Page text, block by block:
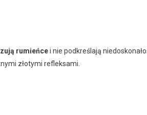
rumieńcei nie podkreślają
złotymi refleksami.